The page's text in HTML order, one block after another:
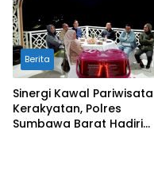
Berita
Sinergi Kawal Pariwisata
Kerakyatan, Polres
Sumbawa Barat Hadiri